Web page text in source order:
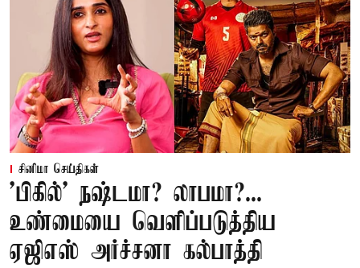
சினிமா செய்திகள்
'பிகில்' நஷ்டமா? லாபமா?...
உண்மையை வெளிப்படுத்திய
ஏஜிஎஸ் அர்ச்சனா கல்பாத்தி